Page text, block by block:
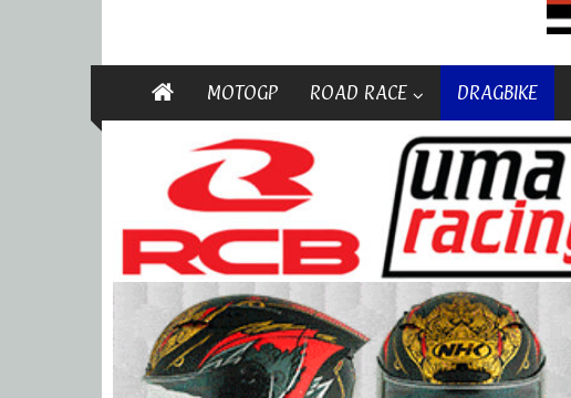
MOTOGP ROAD RACE DRAGBIKE